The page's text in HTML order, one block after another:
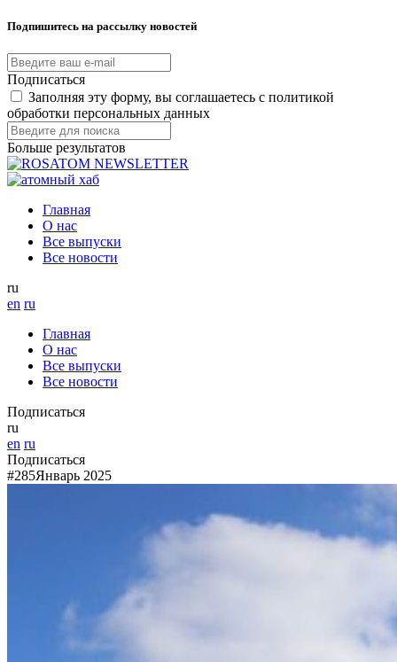
Подпишитесь на рассылку новостей
Подписаться
Заполняя эту форму, вы соглашаетесь с политикой
обработки персональных данных
Больше результатов
Главная
О нас
Все выпуски
Все новости
ru
en ru
Главная
О нас
Все выпуски
Все новости
Подписаться
ru
en ru
Подписаться
#285Январь 2025